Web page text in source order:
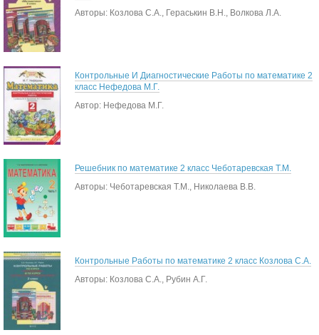
Авторы: Козлова С.А., Гераськин В.Н., Волкова Л.А.
Контрольные И Диагностические Работы по математике 2
класс Нефедова М.Г.
Автор: Нефедова М.Г.
Решебник по математике 2 класс Чеботаревская Т.М.
Авторы: Чеботаревская Т.М., Николаева В.В.
Контрольные Работы по математике 2 класс Козлова С.А.
Авторы: Козлова С.А., Рубин А.Г.